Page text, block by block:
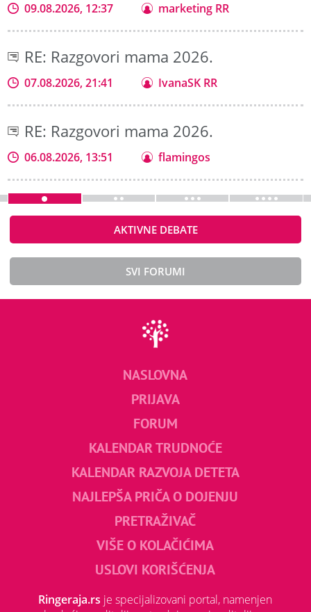
09.08.2026, 12:37 marketing RR
RE: Razgovori mama 2026.
07.08.2026, 21:41 IvanaSK RR
RE: Razgovori mama 2026.
06.08.2026, 13:51 flamingos
AKTIVNE DEBATE
SVI FORUMI
NASLOVNA
PRIJAVA
FORUM
KALENDAR TRUDNOĆE
KALENDAR RAZVOJA DETETA
NAJLEPŠA PRIČA O DOJENJU
PRETRAŽIVAČ
VIŠE O KOLAČIĆIMA
USLOVI KORIŠĆENJA
Ringeraja.rs je specijalizovani portal, namenjen